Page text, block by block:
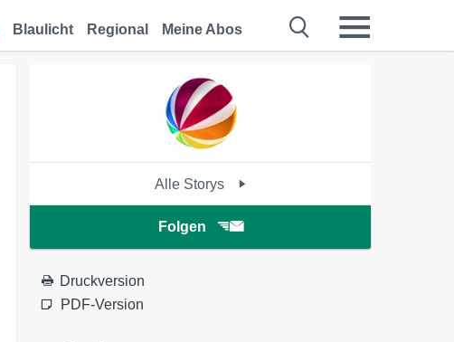
Blaulicht Regional Meine Abos
Alle Storys
Folgen
Druckversion
PDF-Version